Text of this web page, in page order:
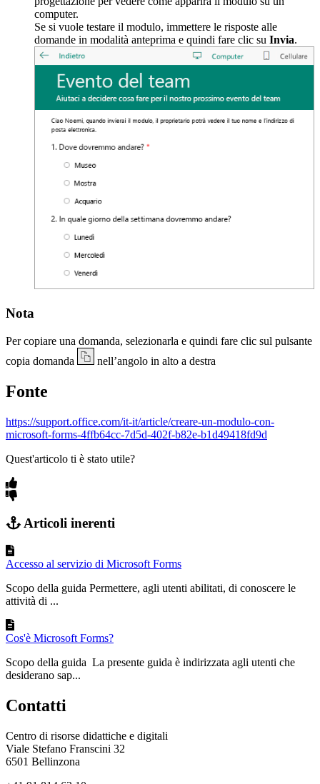
computer.
Se si vuole testare il modulo, immettere le risposte alle
domande in modalità anteprima e quindi fare clic su Invia.
Nota
Per copiare una domanda, selezionarla e quindi fare clic sul pulsante
copia domanda
nell’angolo in alto a destra
Fonte
https://support.office.com/it-it/article/creare-un-modulo-con-
microsoft-forms-4ffb64cc-7d5d-402f-b82e-b1d49418fd9d
Quest'articolo ti è stato utile?
Articoli inerenti
Accesso al servizio di Microsoft Forms
Scopo della guida Permettere, agli utenti abilitati, di conoscere le
attività di ...
Cos'è Microsoft Forms?
Scopo della guida La presente guida è indirizzata agli utenti che
desiderano sap...
Contatti
Centro di risorse didattiche e digitali
Viale Stefano Franscini 32
6501 Bellinzona